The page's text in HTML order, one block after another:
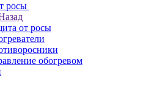
росы
от росы
обогревом